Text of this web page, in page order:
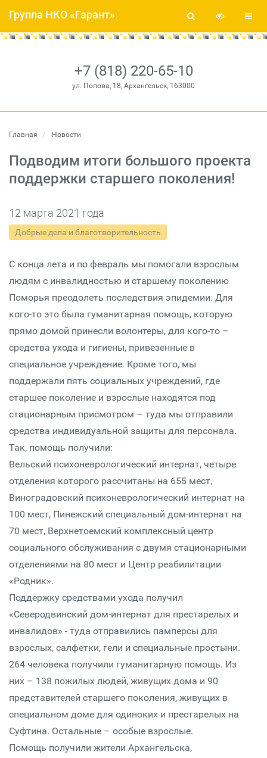
+7 (818) 220-65-10
ул. Попова, 18, Архангельск, 163000
Группа НКО «Гарант»
Главная Новости
Подводим итоги большого проекта
поддержки старшего поколения!
12 марта 2021 года
Добрые дела и благотворительность
С конца лета и по февраль мы помогали взрослым
людям с инвалидностью и старшему поколению
Поморья преодолеть последствия эпидемии. Для
кого-то это была гуманитарная помощь, которую
прямо домой принесли волонтеры, для кого-то –
средства ухода и гигиены, привезенные в
специальное учреждение. Кроме того, мы
поддержали пять социальных учреждений, где
старшее поколение и взрослые находятся под
стационарным присмотром – туда мы отправили
средства индивидуальной защиты для персонала.
Так, помощь получили:
Вельский психоневрологический интернат, четыре
отделения которого рассчитаны на 655 мест,
Виноградовский психоневрологический интернат на
100 мест, Пинежский специальный дом-интернат на
70 мест, Верхнетоемский комплексный центр
социального обслуживания с двумя стационарными
отделениями на 80 мест и Центр реабилитации
«Родник».
Поддержку средствами ухода получил
«Северодвинский дом-интернат для престарелых и
инвалидов» - туда отправились памперсы для
взрослых, салфетки, гели и специальные простыни.
264 человека получили гуманитарную помощь. Из
них – 138 пожилых людей, живущих дома и 90
представителей старшего поколения, живущих в
специальном доме для одиноких и престарелых на
Суфтина. Остальные – особые взрослые.
Помощь получили жители Архангельска,